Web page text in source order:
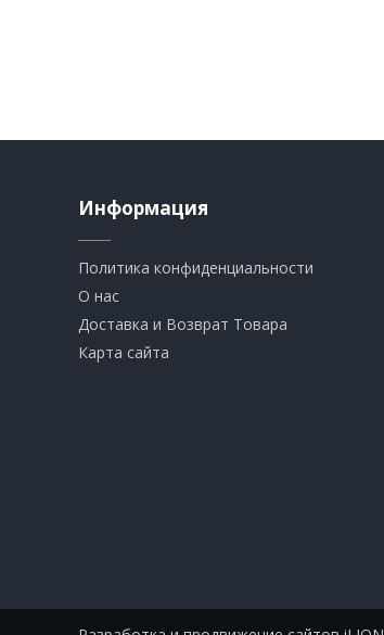
Информация
Политика конфиденциальности
О нас
Доставка и Возврат Товара
Карта сайта